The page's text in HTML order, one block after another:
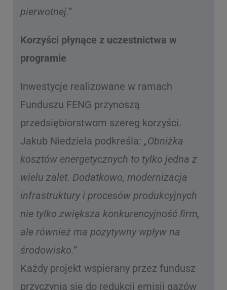
pierwotnej.”
Korzyści płynące z uczestnictwa w
programie
Inwestycje realizowane w ramach
Funduszu FENG przynoszą
przedsiębiorstwom szereg korzyści.
Jakub Niedziela podkreśla: „Obniżka
kosztów energetycznych to tylko jedna z
wielu zalet. Dodatkowo, modernizacja
infrastruktury i procesów produkcyjnych
nie tylko zwiększa konkurencyjność firm,
ale również ma pozytywny wpływ na
środowisko.”
Każdy projekt wspierany przez fundusz
przyczynia się do redukcji emisji gazów